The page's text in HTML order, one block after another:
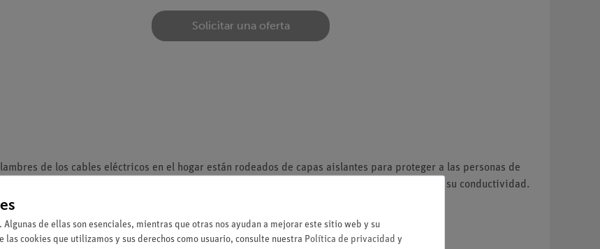
Solicitar una oferta
de los cables eléctricos en el hogar están rodeados de capas aislantes para proteger a las personas de
materiales metálicos y no metálicos a un circuito eléctrico sencillo y se analizará su conductividad.
de ellas son esenciales, mientras que otras nos ayudan a mejorar este sitio web y su
cookies que utilizamos y sus derechos como usuario, consulte nuestra Política de privacidad y